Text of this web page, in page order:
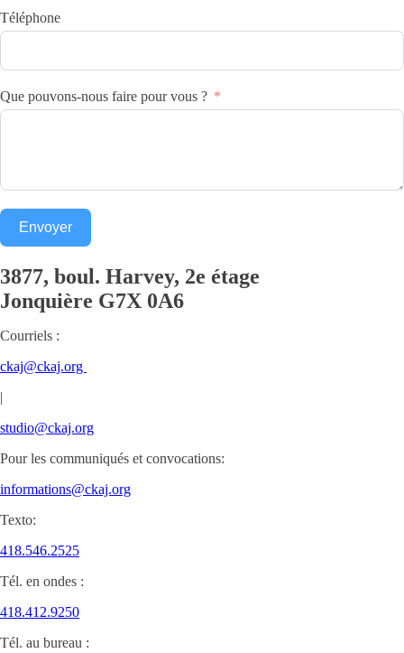
Téléphone
Que pouvons-nous faire pour vous ?
Envoyer
3877, boul. Harvey, 2e étage
Jonquière G7X 0A6
Courriels :
ckaj@ckaj.org
|
studio@ckaj.org
Pour les communiqués et convocations:
informations@ckaj.org
Texto:
418.546.2525
Tél. en ondes :
418.412.9250
Tél. au bureau :